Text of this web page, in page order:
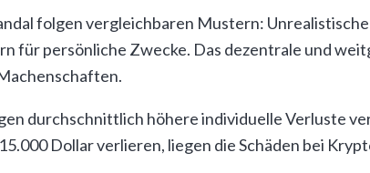
folgen vergleichbaren Mustern:
für persönliche Zwecke. Das dezentrale und
durchschnittlich höhere individuelle Verluste
Dollar verlieren, liegen die Schäden bei